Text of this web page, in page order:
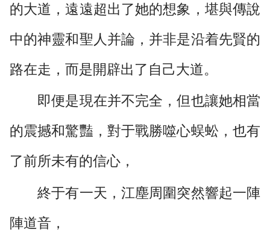
的大道，遠遠超出了她的想象，堪與傳說
中的神靈和聖人并論，并非是沿着先賢的
路在走，而是開辟出了自己大道。
即便是現在并不完全，但也讓她相當
的震撼和驚豔，對于戰勝噬心蜈蚣，也有
了前所未有的信心，
終于有一天，江塵周圍突然響起一陣
陣道音，